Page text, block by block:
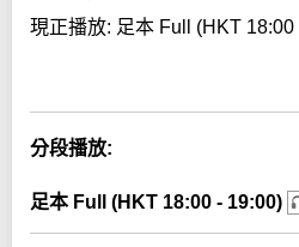
現正播放: 足本 Full (HKT 18:00
分段播放:
足本 Full (HKT 18:00 - 19:00)